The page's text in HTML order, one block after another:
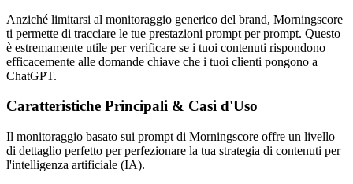
Anziché limitarsi al monitoraggio generico del brand, Morningscore
ti permette di tracciare le tue prestazioni prompt per prompt. Questo
è estremamente utile per verificare se i tuoi contenuti rispondono
efficacemente alle domande chiave che i tuoi clienti pongono a
ChatGPT.
Caratteristiche Principali & Casi d'Uso
Il monitoraggio basato sui prompt di Morningscore offre un livello
di dettaglio perfetto per perfezionare la tua strategia di contenuti per
l'intelligenza artificiale (IA).